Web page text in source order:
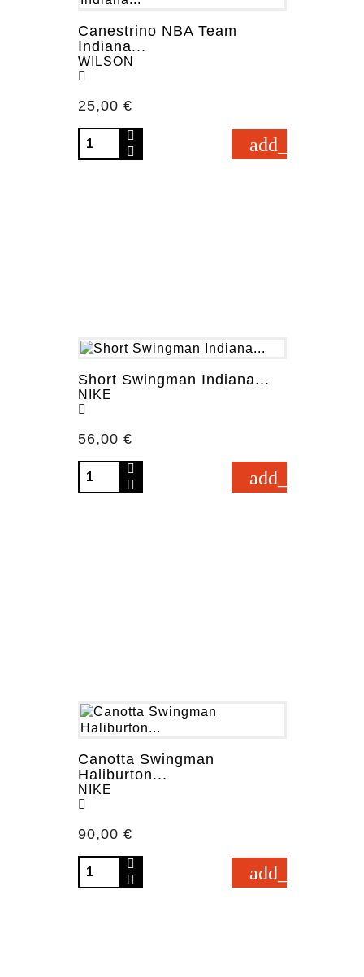
Canestrino NBA Team
Indiana...
WILSON
Prezzo
25,00 €
Short Swingman Indiana...
NIKE
Prezzo
56,00 €
Canotta Swingman
Haliburton...
NIKE
Prezzo
90,00 €